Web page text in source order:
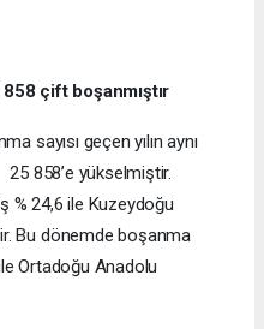
858 çift boşanmıştır
sayısı geçen yılın aynı
858’e yükselmiştir.
% 24,6 ile Kuzeydoğu
Bu dönemde boşanma
Ortadoğu Anadolu